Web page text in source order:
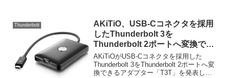
Thunderbolt
AKiTiO、USB-Cコネクタを採用
したThunderbolt 3を
Thunderbolt 2ポートへ変換でき
るアダプター「T3T」を発表。
AKiTiOがUSB-Cコネクタを採用した
Thunderbolt 3をThunderbolt 2ポートへ変
換できるアダプター「T3T」を発表して